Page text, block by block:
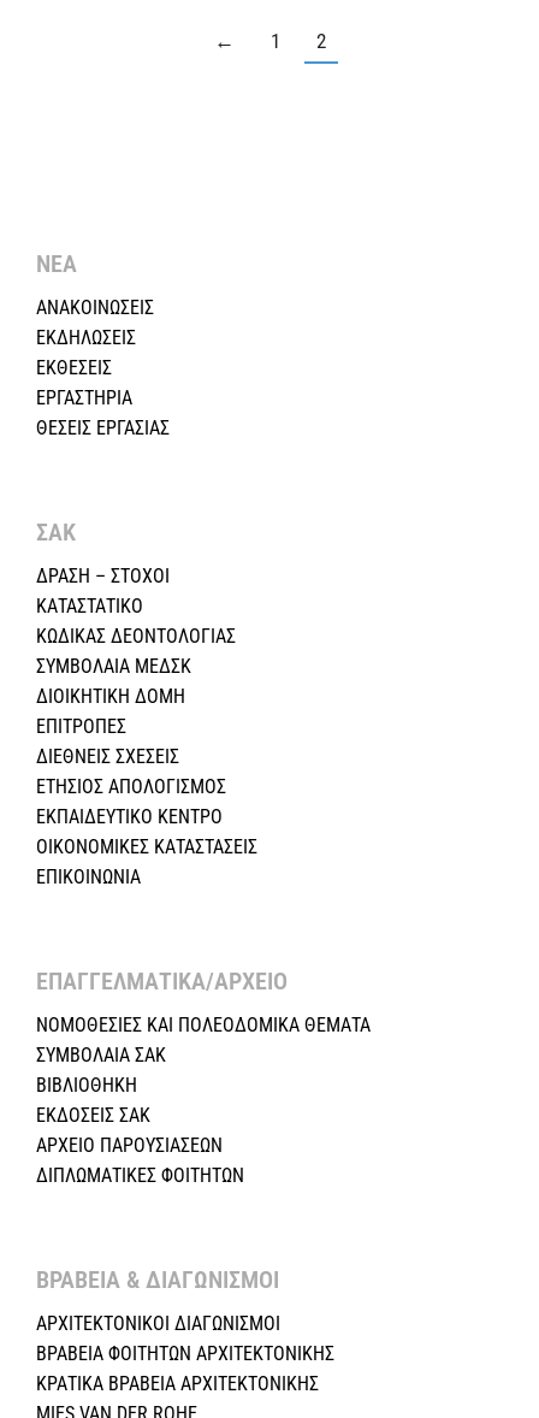
← 1 2
ΝΕΑ
ΑΝΑΚΟΙΝΩΣΕΙΣ
ΕΚΔΗΛΩΣΕΙΣ
ΕΚΘΕΣΕΙΣ
ΕΡΓΑΣΤΗΡΙΑ
ΘΕΣΕΙΣ ΕΡΓΑΣΙΑΣ
ΣΑΚ
ΔΡΑΣΗ – ΣΤΟΧΟΙ
ΚΑΤΑΣΤΑΤΙΚΟ
ΚΩΔΙΚΑΣ ΔΕΟΝΤΟΛΟΓΙΑΣ
ΣΥΜΒΟΛΑΙΑ ΜΕΔΣΚ
ΔΙΟΙΚΗΤΙΚΗ ΔΟΜΗ
ΕΠΙΤΡΟΠΕΣ
ΔΙΕΘΝΕΙΣ ΣΧΕΣEIΣ
ΕΤΗΣΙΟΣ ΑΠΟΛΟΓΙΣΜΟΣ
ΕΚΠΑΙΔΕΥΤΙΚΟ ΚΕΝΤΡΟ
ΟΙΚΟΝΟΜΙΚΕΣ ΚΑΤΑΣΤΑΣΕΙΣ
ΕΠΙΚΟΙΝΩΝΙΑ
ΕΠΑΓΓΕΛΜΑΤΙΚΑ/ΑΡΧΕΙΟ ​
ΝΟΜΟΘΕΣΙΕΣ KAI ΠΟΛΕΟΔΟΜΙΚΑ ΘΕΜΑΤΑ
ΣΥΜΒΟΛΑΙΑ ΣΑΚ
ΒΙΒΛΙΟΘΗΚΗ
ΕΚΔΟΣΕΙΣ ΣΑΚ
ΑΡΧΕΙΟ ΠΑΡΟΥΣΙΑΣΕΩΝ
ΔΙΠΛΩΜΑΤΙΚΕΣ ΦΟΙΤΗΤΩΝ
ΒΡΑΒΕΙΑ & ΔΙΑΓΩΝΙΣΜΟΙ ​
ΑΡΧΙΤΕΚΤΟΝΙΚΟΙ ΔΙΑΓΩΝΙΣΜΟΙ
ΒΡΑΒΕΙΑ ΦΟΙΤΗΤΩΝ ΑΡΧΙΤΕΚΤΟΝΙΚΗΣ
ΚΡΑΤΙΚΑ ΒΡΑΒΕΙΑ ΑΡΧΙΤΕΚΤΟΝΙΚΗΣ